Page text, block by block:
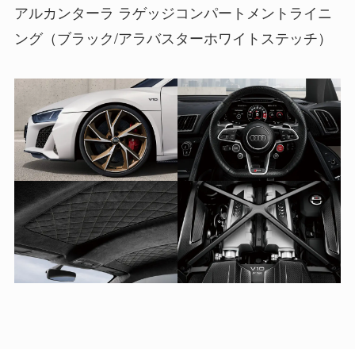
アルカンターラ ラゲッジコンパートメントライニ
ング（ブラック/アラバスターホワイトステッチ）